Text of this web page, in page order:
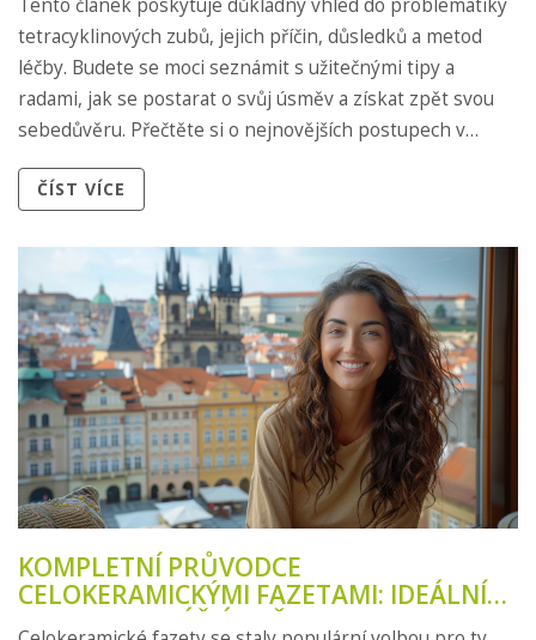
tetracyklinových zubů, jejich příčin, důsledků a metod
léčby. Budete se moci seznámit s užitečnými tipy a
radami, jak se postarat o svůj úsměv a získat zpět svou
sebedůvěru. Přečtěte si o nejnovějších postupech v
metody jsou pro vás nejlepší.
ČÍST VÍCE
KOMPLETNÍ PRŮVODCE
CELOKERAMICKÝMI FAZETAMI: IDEÁLNÍ
VOLBA PRO VÁŠ ÚSMĚV